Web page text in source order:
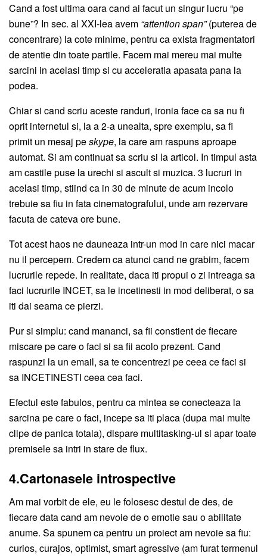
Cand a fost ultima oara cand ai facut un singur lucru “pe
bune”? In sec. al XXI-lea avem “attention span”(puterea de
concentrare) la cote minime, pentru ca exista fragmentatori
de atentie din toate partile. Facem mai mereu mai multe
sarcini in acelasi timp si cu acceleratia apasata pana la
podea.
Chiar si cand scriu aceste randuri, ironia face ca sa nu fi
oprit internetul si, la a 2-a unealta, spre exemplu, sa fi
primit un mesaj peskype, la care am raspuns aproape
automat. Si am continuat sa scriu si la articol. In timpul asta
am castile puse la urechi si ascult si muzica. 3 lucruri in
acelasi timp, stiind ca in 30 de minute de acum incolo
trebuie sa fiu in fata cinematografului, unde am rezervare
facuta de cateva ore bune.
Tot acest haos ne dauneaza intr-un mod in care nici macar
nu il percepem. Credem ca atunci cand ne grabim, facem
lucrurile repede. In realitate, daca iti propui o zi intreaga sa
faci lucrurile INCET, sa le incetinesti in mod deliberat, o sa
iti dai seama ce pierzi.
Pur si simplu: cand mananci, sa fii constient de fiecare
miscare pe care o faci si sa fii acolo prezent. Cand
raspunzi la un email, sa te concentrezi pe ceea ce faci si
sa INCETINESTI ceea cea faci.
Efectul este fabulos, pentru ca mintea se conecteaza la
sarcina pe care o faci, incepe sa iti placa (dupa mai multe
clipe de panica totala), dispare multitasking-ul si apar toate
premisele sa intri in stare de flux.
4.Cartonasele introspective
Am mai vorbit de ele, eu le folosesc destul de des, de
fiecare data cand am nevoie de o emotie sau o abilitate
anume. Sa spunem ca pentru un proiect am nevoie sa fiu:
curios, curajos, optimist, smart agressive (am furat termenul